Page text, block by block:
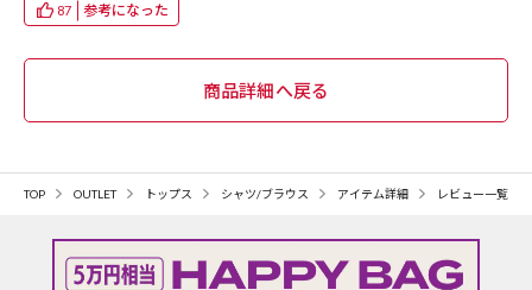
87 参考になった
TOP OUTLET トップス シャツ/ブラウス アイテム詳細 レビュー一覧